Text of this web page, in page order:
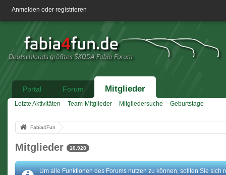
Anmelden oder registrieren
Portal Forum Mitglieder
Letzte Aktivitäten Team-Mitglieder Mitgliedersuche Geburtstage
Fabia4Fun
Mitglieder 10.928
Um alle Funktionen des Forums nutzen zu können, sollten Sie sich